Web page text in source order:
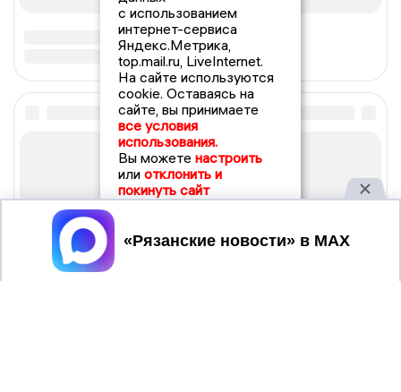
с использованием
интернет-сервиса
Яндекс.Метрика,
top.mail.ru, LiveInternet.
На сайте используются
cookie. Оставаясь на
сайте, вы принимаете
все условия
использования.
Вы можете настроить
или отклонить и
покинуть сайт
Принять